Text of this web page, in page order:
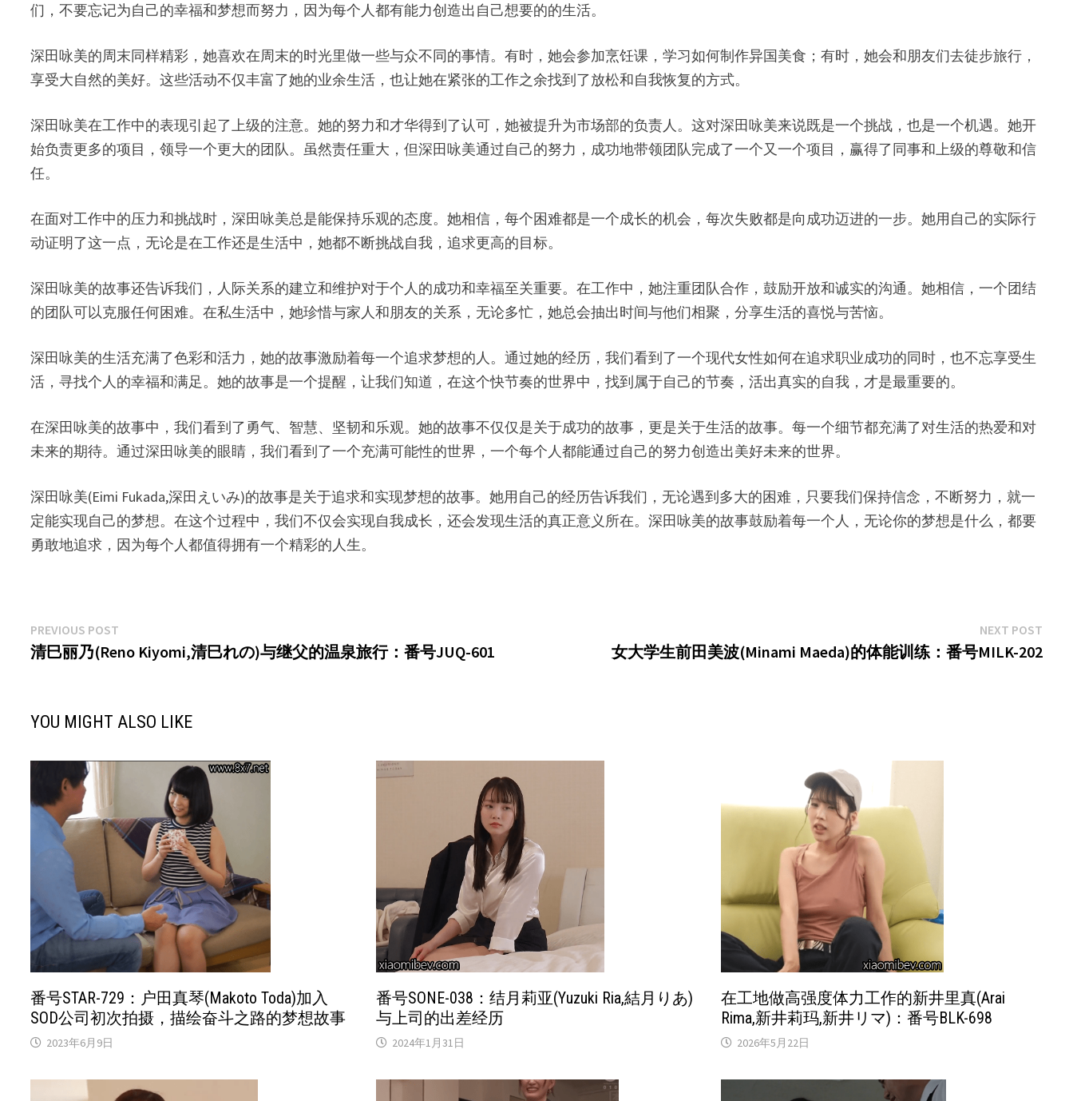
们，不要忘记为自己的幸福和梦想而努力，因为每个人都有能力创造出自己想要的的生活。
深田咏美的周末同样精彩，她喜欢在周末的时光里做一些与众不同的事情。有时，她会参加烹饪课，学习如何制作异国美食；有时，她会和朋友们去徒步旅行，
享受大自然的美好。这些活动不仅丰富了她的业余生活，也让她在紧张的工作之余找到了放松和自我恢复的方式。
深田咏美在工作中的表现引起了上级的注意。她的努力和才华得到了认可，她被提升为市场部的负责人。这对深田咏美来说既是一个挑战，也是一个机遇。她开
始负责更多的项目，领导一个更大的团队。虽然责任重大，但深田咏美通过自己的努力，成功地带领团队完成了一个又一个项目，赢得了同事和上级的尊敬和信
任。
在面对工作中的压力和挑战时，深田咏美总是能保持乐观的态度。她相信，每个困难都是一个成长的机会，每次失败都是向成功迈进的一步。她用自己的实际行
动证明了这一点，无论是在工作还是生活中，她都不断挑战自我，追求更高的目标。
深田咏美的故事还告诉我们，人际关系的建立和维护对于个人的成功和幸福至关重要。在工作中，她注重团队合作，鼓励开放和诚实的沟通。她相信，一个团结
的团队可以克服任何困难。在私生活中，她珍惜与家人和朋友的关系，无论多忙，她总会抽出时间与他们相聚，分享生活的喜悦与苦恼。
深田咏美的生活充满了色彩和活力，她的故事激励着每一个追求梦想的人。通过她的经历，我们看到了一个现代女性如何在追求职业成功的同时，也不忘享受生
活，寻找个人的幸福和满足。她的故事是一个提醒，让我们知道，在这个快节奏的世界中，找到属于自己的节奏，活出真实的自我，才是最重要的。
在深田咏美的故事中，我们看到了勇气、智慧、坚韧和乐观。她的故事不仅仅是关于成功的故事，更是关于生活的故事。每一个细节都充满了对生活的热爱和对
未来的期待。通过深田咏美的眼睛，我们看到了一个充满可能性的世界，一个每个人都能通过自己的努力创造出美好未来的世界。
深田咏美(Eimi Fukada,深田えいみ)的故事是关于追求和实现梦想的故事。她用自己的经历告诉我们，无论遇到多大的困难，只要我们保持信念，不断努力，就一
定能实现自己的梦想。在这个过程中，我们不仅会实现自我成长，还会发现生活的真正意义所在。深田咏美的故事鼓励着每一个人，无论你的梦想是什么，都要
勇敢地追求，因为每个人都值得拥有一个精彩的人生。
文
章
航
PREVIOUS POST
post:
清巳丽乃(Reno Kiyomi,清巳れの)与继父的温泉旅行：番号JUQ-601
NEXT POSTNext
post:
女大学生前田美波(Minami Maeda)的体能训练：番号MILK-202
YOU MIGHT ALSO LIKE
番号STAR-729：户田真琴(Makoto Toda)加入
SOD公司初次拍摄，描绘奋斗之路的梦想故事
2023年6月9日
番号SONE-038：结月莉亚(Yuzuki Ria,結月りあ)
与上司的出差经历
2024年1月31日
在工地做高强度体力工作的新井里真(Arai
Rima,新井莉玛,新井リマ)：番号BLK-698
2026年5月22日